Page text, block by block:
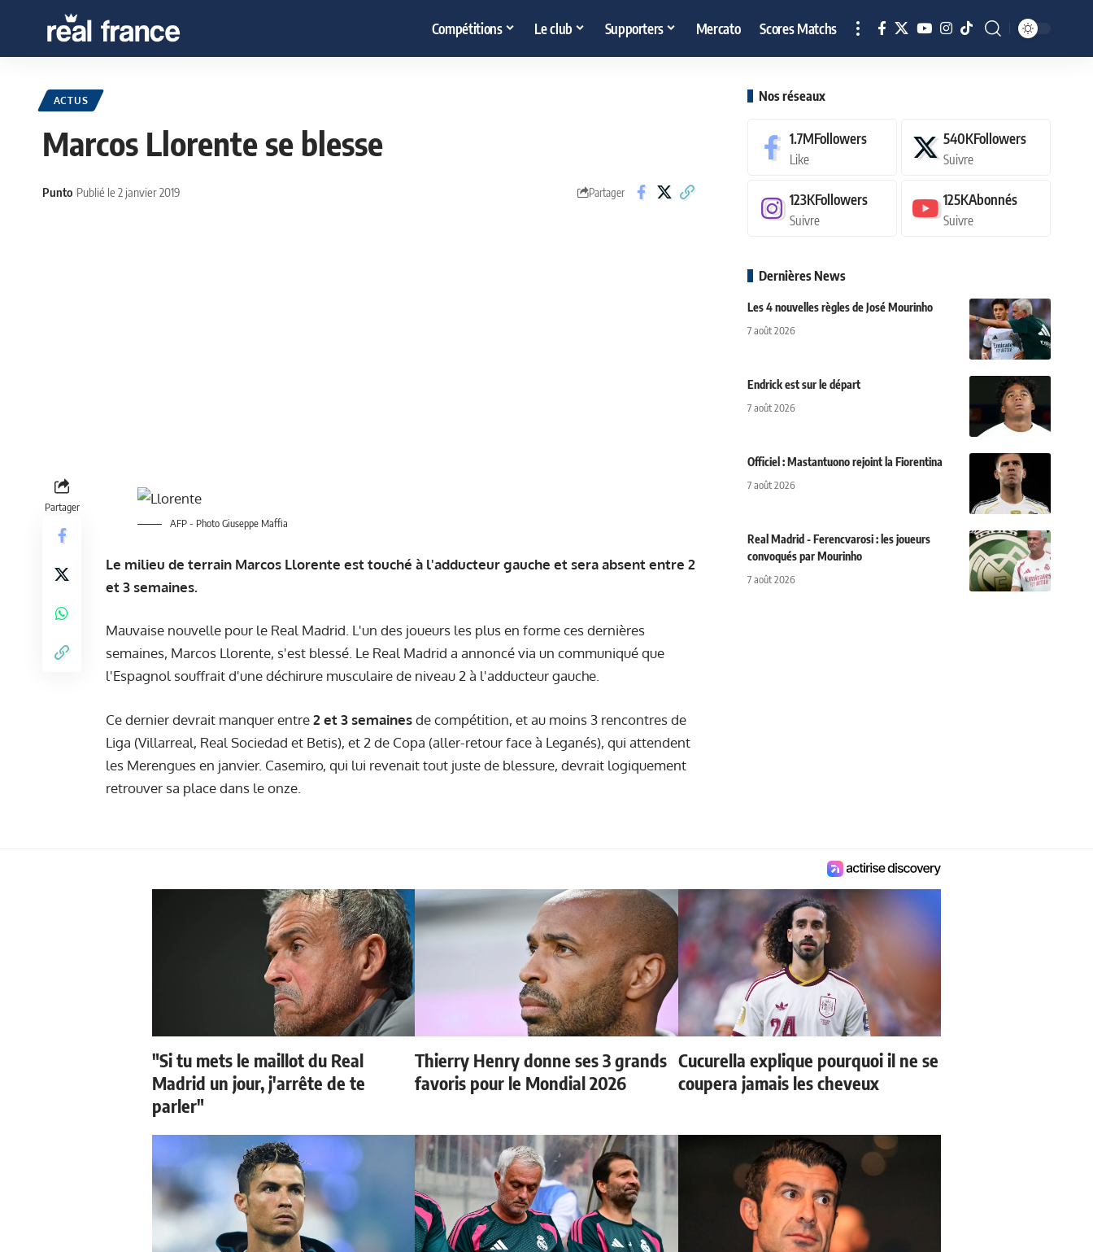
Compétitions Le club Supporters Mercato Scores Matchs
ACTUS
Marcos Llorente se blesse
Punto Publié le 2 janvier 2019 Partager
Partager
AFP - Photo Giuseppe Maffia
Le milieu de terrain Marcos Llorente est touché à l'adducteur gauche et sera absent entre 2
et 3 semaines.
Mauvaise nouvelle pour le Real Madrid. L'un des joueurs les plus en forme ces dernières
semaines, Marcos Llorente, s'est blessé. Le Real Madrid a annoncé via un communiqué que
l'Espagnol souffrait d'une déchirure musculaire de niveau 2 à l'adducteur gauche.
Ce dernier devrait manquer entre2 et 3 semainesde compétition, et au moins 3 rencontres de
Liga (Villarreal, Real Sociedad et Betis), et 2 de Copa (aller-retour face à Leganés), qui attendent
les Merengues en janvier. Casemiro, qui lui revenait tout juste de blessure, devrait logiquement
retrouver sa place dans le onze.
Nos réseaux
1.7MFollowers
Like
540KFollowers
Suivre
123KFollowers
Suivre
125KAbonnés
Suivre
Dernières News
Les 4 nouvelles règles de José Mourinho
7 août 2026
Endrick est sur le départ
7 août 2026
Officiel : Mastantuono rejoint la Fiorentina
7 août 2026
Real Madrid - Ferencvarosi : les joueurs
convoqués par Mourinho
7 août 2026
"Si tu mets le maillot du Real
Madrid un jour, j'arrête de te
parler"
Thierry Henry donne ses 3 grands
favoris pour le Mondial 2026
Cucurella explique pourquoi il ne se
coupera jamais les cheveux